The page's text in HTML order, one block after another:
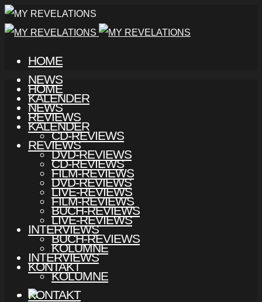
HOME
NEWS
KALENDER
REVIEWS
CD-REVIEWS
DVD-REVIEWS
FILM-REVIEWS
LIVE-REVIEWS
BUCH-REVIEWS
INTERVIEWS
KOLUMNE
KONTAKT
HOME
NEWS
KALENDER
REVIEWS
CD-REVIEWS
DVD-REVIEWS
FILM-REVIEWS
LIVE-REVIEWS
BUCH-REVIEWS
INTERVIEWS
KOLUMNE
KONTAKT